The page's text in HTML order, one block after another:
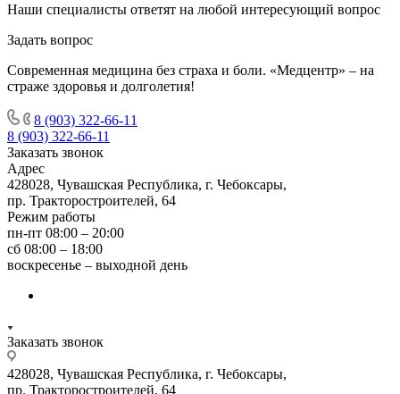
Наши специалисты ответят на любой интересующий вопрос
Задать вопрос
Современная медицина без страха и боли. «Медцентр» – на
страже здоровья и долголетия!
8 (903) 322-66-11
8 (903) 322-66-11
Заказать звонок
Адрес
428028, Чувашская Республика, г. Чебоксары,
пр. Тракторостроителей, 64
Режим работы
пн-пт 08:00 – 20:00
сб 08:00 – 18:00
воскресенье – выходной день
Заказать звонок
428028, Чувашская Республика, г. Чебоксары,
пр. Тракторостроителей, 64